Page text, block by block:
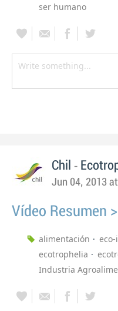
ser humano
Chil -
Jun 04, 2013
Vídeo Resumen
alimentación
ecotrophelia
Industria